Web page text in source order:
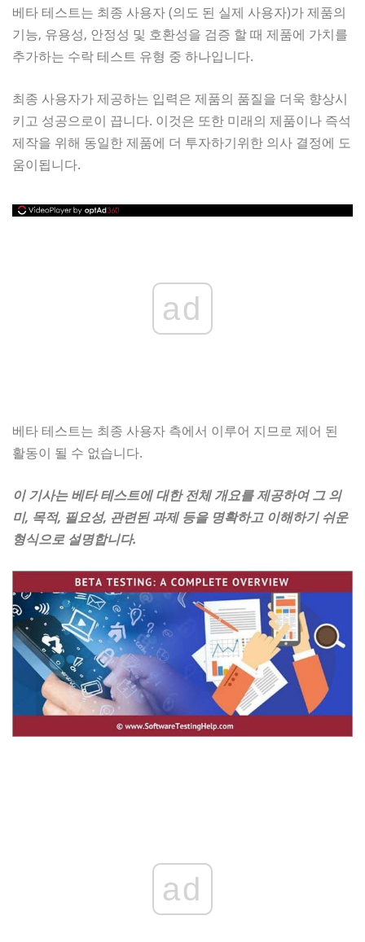
베타 테스트는 최종 사용자 (의도 된 실제 사용자)가 제품의
기능, 유용성, 안정성 및 호환성을 검증 할 때 제품에 가치를
추가하는 수락 테스트 유형 중 하나입니다.
최종 사용자가 제공하는 입력은 제품의 품질을 더욱 향상시
키고 성공으로이 끕니다. 이것은 또한 미래의 제품이나 즉석
제작을 위해 동일한 제품에 더 투자하기위한 의사 결정에 도
움이됩니다.
ad
베타 테스트는 최종 사용자 측에서 이루어 지므로 제어 된
활동이 될 수 없습니다.
이 기사는 베타 테스트에 대한 전체 개요를 제공하여 그 의
미, 목적, 필요성, 관련된 과제 등을 명확하고 이해하기 쉬운
형식으로 설명합니다.
ad